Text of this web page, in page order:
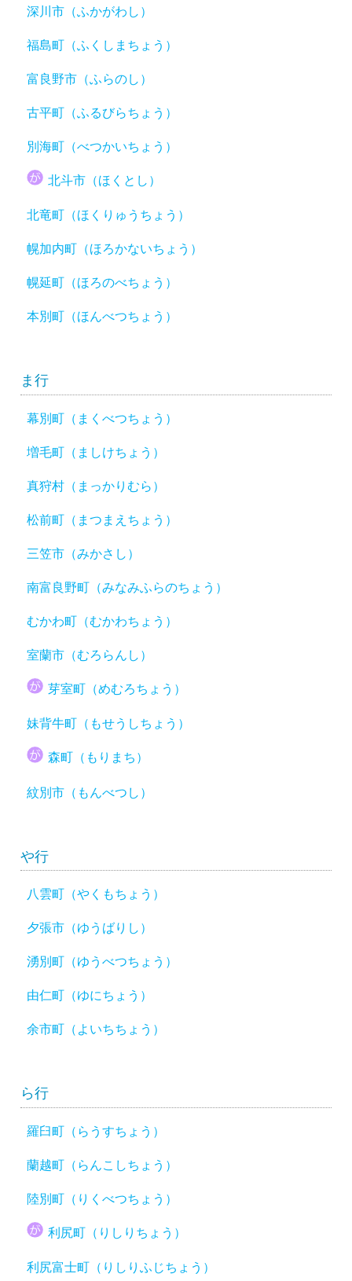
深川市（ふかがわし）
福島町（ふくしまちょう）
富良野市（ふらのし）
古平町（ふるびらちょう）
別海町（べつかいちょう）
北斗市（ほくとし）
北竜町（ほくりゅうちょう）
幌加内町（ほろかないちょう）
幌延町（ほろのべちょう）
本別町（ほんべつちょう）
ま行
幕別町（まくべつちょう）
増毛町（ましけちょう）
真狩村（まっかりむら）
松前町（まつまえちょう）
三笠市（みかさし）
南富良野町（みなみふらのちょう）
むかわ町（むかわちょう）
室蘭市（むろらんし）
芽室町（めむろちょう）
妹背牛町（もせうしちょう）
森町（もりまち）
紋別市（もんべつし）
や行
八雲町（やくもちょう）
夕張市（ゆうばりし）
湧別町（ゆうべつちょう）
由仁町（ゆにちょう）
余市町（よいちちょう）
ら行
羅臼町（らうすちょう）
蘭越町（らんこしちょう）
陸別町（りくべつちょう）
利尻町（りしりちょう）
利尻富士町（りしりふじちょう）